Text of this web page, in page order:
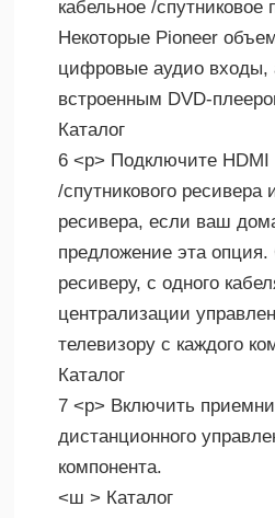
кабельное /
Некоторые Pioneer
цифровые аудио входы,
встроенным DVD-
Каталог
6 <р> Подключите HDMI
/спутникового
ресивера, если ваш
предложение эта
ресиверу, с одного
централизации
телевизору с каждого
Каталог
7 <р> Включить
дистанционного
компонента.
<ш > Каталог